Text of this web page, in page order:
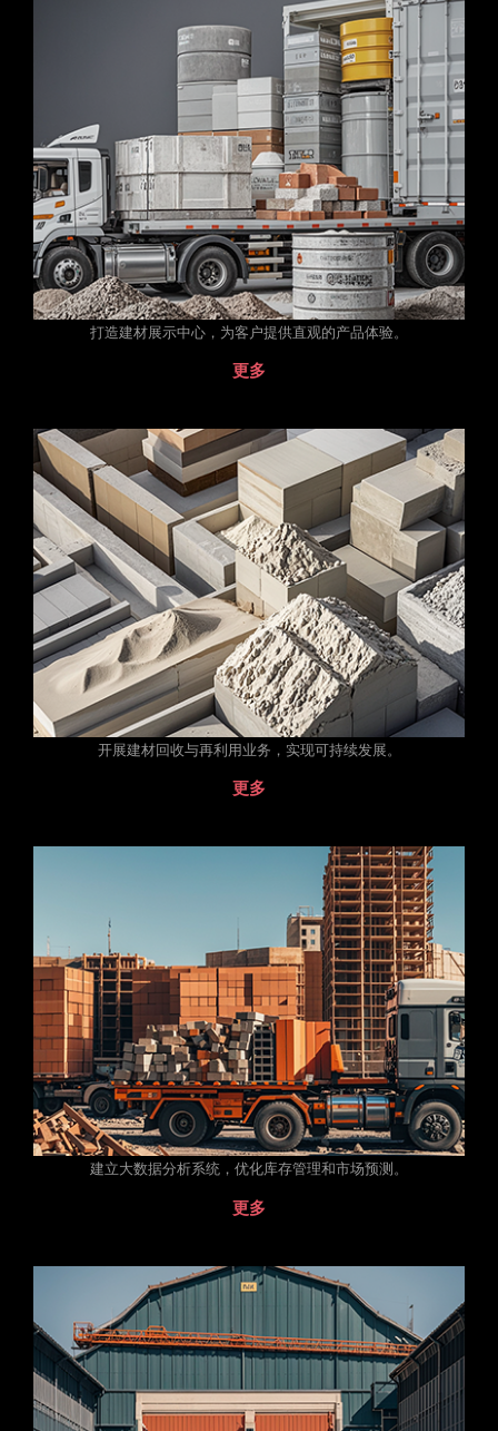
打造建材展示中心，为客户提供直观的产品体验。
更多
开展建材回收与再利用业务，实现可持续发展。
更多
建立大数据分析系统，优化库存管理和市场预测。
更多